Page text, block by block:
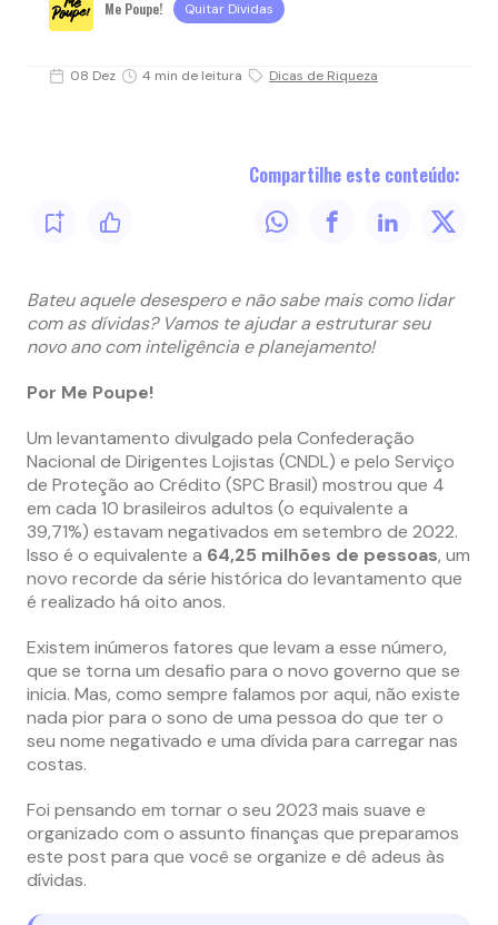
Me Poupe! Quitar Dividas
08 Dez 4 min de leitura Dicas de Riqueza
Compartilhe este conteúdo:
Bateu aquele desespero e não sabe mais como lidar
com as dívidas? Vamos te ajudar a estruturar seu
novo ano com inteligência e planejamento!
Por Me Poupe!
Um levantamento divulgado pela Confederação
Nacional de Dirigentes Lojistas (CNDL) e pelo Serviço
de Proteção ao Crédito (SPC Brasil) mostrou que 4
em cada 10 brasileiros adultos (o equivalente a
39,71%) estavam negativados em setembro de 2022.
Isso é o equivalente a 64,25 milhões de pessoas, um
novo recorde da série histórica do levantamento que
é realizado há oito anos.
Existem inúmeros fatores que levam a esse número,
que se torna um desafio para o novo governo que se
inicia. Mas, como sempre falamos por aqui, não existe
nada pior para o sono de uma pessoa do que ter o
seu nome negativado e uma dívida para carregar nas
costas.
Foi pensando em tornar o seu 2023 mais suave e
organizado com o assunto finanças que preparamos
este post para que você se organize e dê adeus às
dívidas.